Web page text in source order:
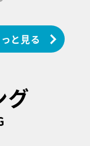
と見る
グ